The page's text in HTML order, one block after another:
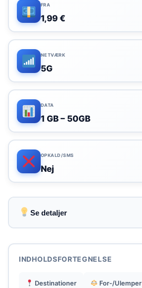
FRA
1,99 €
NETVÆRK
5G
DATA
1 GB – 50GB
OPKALD/SMS
Nej
Se detaljer
servicen præcist.
INDHOLDSFORTEGNELSE
Destinationer For-/Ulemper